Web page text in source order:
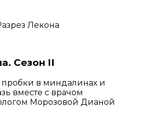
Лекона
Сезон II
в миндалинах и
вместе с врачом
Морозовой Дианой